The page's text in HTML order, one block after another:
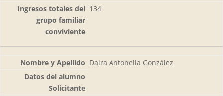
134
Daira Antonella González